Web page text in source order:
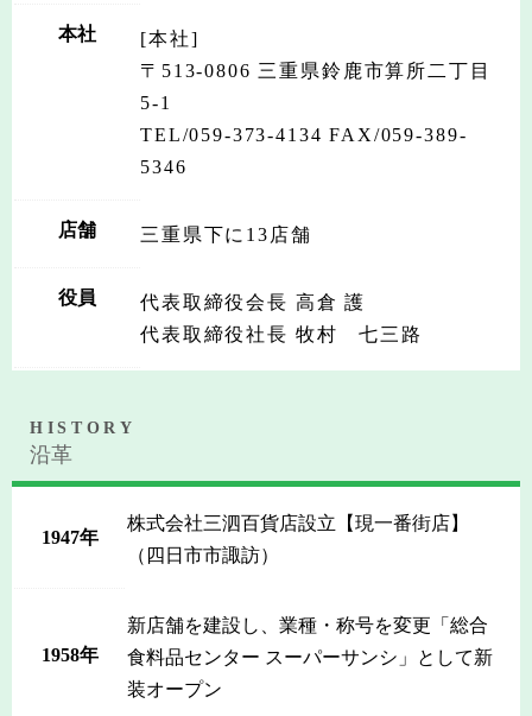
本社
[本社]
〒513-0806 三重県鈴鹿市算所二丁目
5-1
TEL/059-373-4134 FAX/059-389-
5346
店舗 三重県下に13店舗
役員
代表取締役会長 高倉 護
代表取締役社長 牧村 七三路
HISTORY
沿革
1947年
株式会社三泗百貨店設立【現一番街店】
（四日市市諏訪）
1958年
新店舗を建設し、業種・称号を変更「総合
食料品センター スーパーサンシ」として新
装オープン